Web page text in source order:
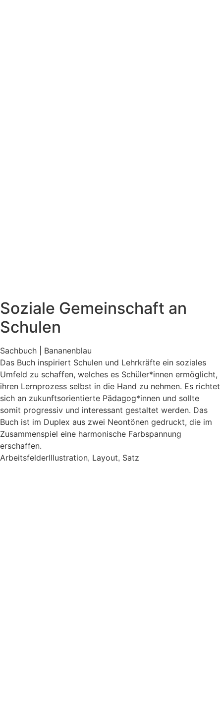
Soziale Gemeinschaft an
Schulen
Sachbuch | Bananenblau
Das Buch inspiriert Schulen und Lehrkräfte ein soziales
Umfeld zu schaffen, welches es Schüler*innen ermöglicht,
ihren Lernprozess selbst in die Hand zu nehmen. Es richtet
sich an zukunftsorientierte Pädagog*innen und sollte
somit progressiv und interessant gestaltet werden. Das
Buch ist im Duplex aus zwei Neontönen gedruckt, die im
Zusammenspiel eine harmonische Farbspannung
erschaffen.
ArbeitsfelderIllustration, Layout, Satz